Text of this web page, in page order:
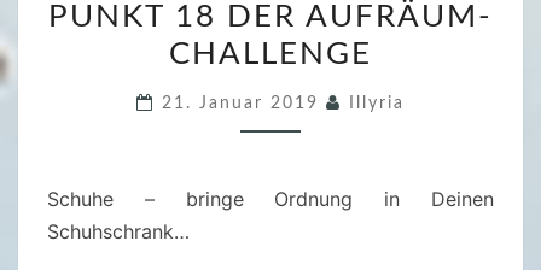
G
Z
N
PUNKT 18 DER AUFRÄUM-
CHALLENGE
21. Januar 2019 Illyria
Schuhe – bringe Ordnung in Deinen
Schuhschrank…